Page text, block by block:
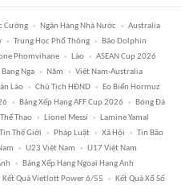
Cường Ngân Hàng Nhà Nước
Australia
Trung Học Phổ Thông
Bão Dolphin
Phomvihane Lào
ASEAN Cup 2026
Nga Năm
Việt Nam-Australia
Lào Chủ Tịch HĐND
Eo Biển Hormuz
Bảng Xếp Hạng AFF Cup 2026
Bóng Đá
Thể Thao Lionel Messi
Lamine Yamal
Tin Thế Giới Pháp Luật Xã Hội
Tin Bão
U23 Việt Nam
U17 Việt Nam
Bảng Xếp Hạng Ngoại Hạng Anh
Kết Quả Vietlott Power 6/55 Kết Quả Xổ Số